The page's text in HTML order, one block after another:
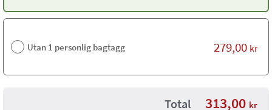
Utan 1 personlig bagtagg 279,00 kr
Total 313,00 kr